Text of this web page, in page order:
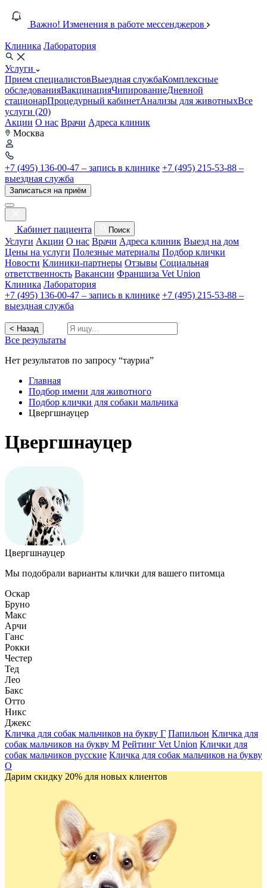
Важно! Изменения в работе мессенджеров
Клиника Лаборатория
Услуги
Прием специалистовВыездная службаКомплексные
обследованияВакцинацияЧипированиеДневной
стационарПроцедурный кабинетАнализы для животныхВсе
услуги (20)
Акции О нас Врачи Адреса клиник
Москва
+7 (495) 136-00-47 – запись в клинике +7 (495) 215-53-88 –
выездная служба
Записаться на приём
Кабинет пациента Поиск
Услуги Акции О нас Врачи Адреса клиник Выезд на дом
Цены на услуги Полезные материалы Подбор клички
Новости Клиники-партнеры Отзывы Социальная
ответственность Вакансии Франшиза Vet Union
Клиника Лаборатория
+7 (495) 136-00-47 – запись в клинике +7 (495) 215-53-88 –
выездная служба
< Назад
Все результаты
Нет результатов по запросу “тауриа”
Главная
Подбор имени для животного
Подбор клички для собаки мальчика
Цвергшнауцер
Цвергшнауцер
Цвергшнауцер
Мы подобрали варианты клички для вашего питомца
Оскар
Бруно
Макс
Арчи
Ганс
Рокки
Честер
Тед
Лео
Бакс
Отто
Никс
Джекс
Кличка для собак мальчиков на букву Г Папильон Кличка для
собак мальчиков на букву М Рейтинг Vet Union Клички для
собак мальчиков русские Кличка для собак мальчиков на букву
О
Дарим скидку 20% для новых клиентов